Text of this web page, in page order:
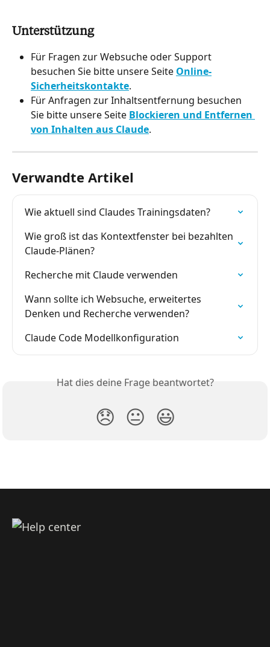
Unterstützung
Für Fragen zur Websuche oder Support
besuchen Sie bitte unsere Seite Online-
Sicherheitskontakte.
Für Anfragen zur Inhaltsentfernung besuchen
Sie bitte unsere Seite Blockieren und Entfernen
von Inhalten aus Claude.
Verwandte Artikel
Wie aktuell sind Claudes Trainingsdaten?
Wie groß ist das Kontextfenster bei bezahlten
Claude-Plänen?
Recherche mit Claude verwenden
Wann sollte ich Websuche, erweitertes
Denken und Recherche verwenden?
Claude Code Modellkonfiguration
Hat dies deine Frage beantwortet?
😞 😐 😃